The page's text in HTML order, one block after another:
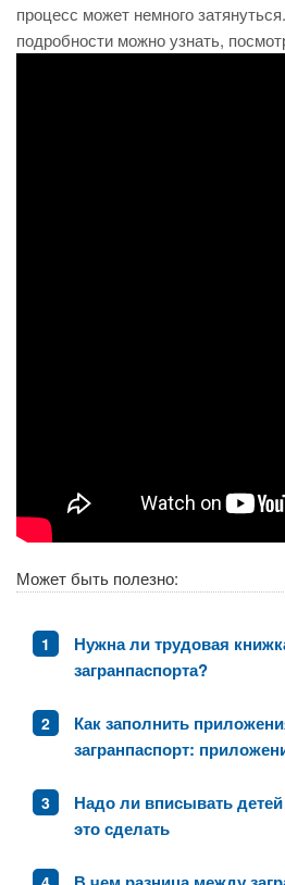
процесс может немного
подробности можно узнать,
Может быть полезно:
Нужна ли трудовая
загранпаспорта?
Как заполнить
загранпаспорт:
Надо ли вписывать детей
это сделать